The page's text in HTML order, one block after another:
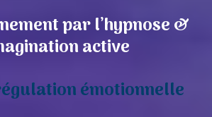
par l’hypnose &
active
émotionnelle